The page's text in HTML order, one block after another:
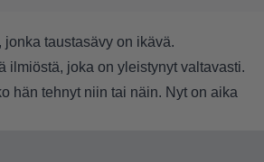
taustasävy on ikävä.
ilmiöstä, joka on yleistynyt valtavasti.
hän tehnyt niin tai näin. Nyt on aika